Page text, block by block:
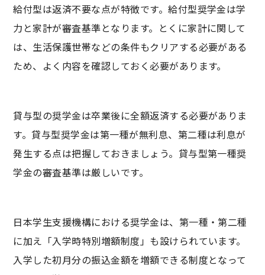
給付型は返済不要な点が特徴です。給付型奨学金は学
力と家計が審査基準となります。とくに家計に関して
は、生活保護世帯などの条件もクリアする必要がある
ため、よく内容を確認しておく必要があります。
貸与型の奨学金は卒業後に全額返済する必要がありま
す。貸与型奨学金は第一種が無利息、第二種は利息が
発生する点は把握しておきましょう。貸与型第一種奨
学金の審査基準は厳しいです。
日本学生支援機構における奨学金は、第一種・第二種
に加え「入学時特別増額制度」も設けられています。
入学した初月分の振込金額を増額できる制度となって